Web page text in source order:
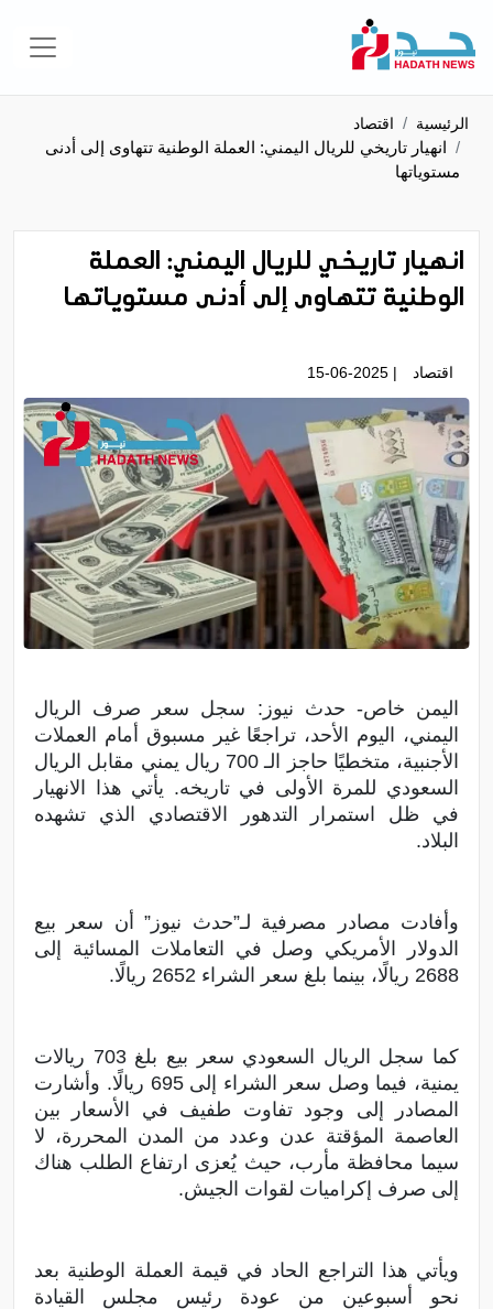
الرئيسية اقتصاد
انهيار تاريخي للريال اليمني: العملة الوطنية تتهاوى إلى أدنى
مستوياتها
انهيار تاريخي للريال اليمني: العملة
الوطنية تتهاوى إلى أدنى مستوياتها
اقتصاد | 15-06-2025
اليمن خاص- حدث نيوز: سجل سعر صرف الريال
اليمني، اليوم الأحد، تراجعًا غير مسبوق أمام العملات
الأجنبية، متخطيًا حاجز الـ 700 ريال يمني مقابل الريال
السعودي للمرة الأولى في تاريخه. يأتي هذا الانهيار
في ظل استمرار التدهور الاقتصادي الذي تشهده
البلاد.
وأفادت مصادر مصرفية لـ”حدث نيوز” أن سعر بيع
الدولار الأمريكي وصل في التعاملات المسائية إلى
2688 ريالًا، بينما بلغ سعر الشراء 2652 ريالًا.
كما سجل الريال السعودي سعر بيع بلغ 703 ريالات
يمنية، فيما وصل سعر الشراء إلى 695 ريالًا. وأشارت
المصادر إلى وجود تفاوت طفيف في الأسعار بين
العاصمة المؤقتة عدن وعدد من المدن المحررة، لا
سيما محافظة مأرب، حيث يُعزى ارتفاع الطلب هناك
إلى صرف إكراميات لقوات الجيش.
ويأتي هذا التراجع الحاد في قيمة العملة الوطنية بعد
نحو أسبوعين من عودة رئيس مجلس القيادة